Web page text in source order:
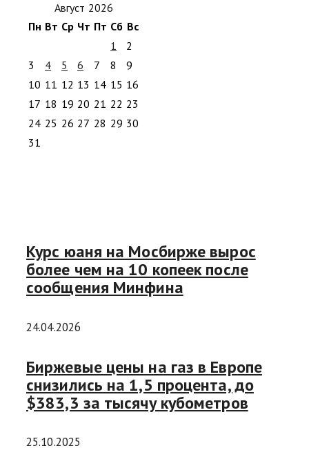
Август 2026
Пн Вт Ср Чт Пт Сб Вс
1
2
3
4 5 6 7 8
9
10 11 12 13 14 15 16
17 18 19 20 21 22 23
24 25 26 27 28 29 30
31
Курс юаня на Мосбирже вырос
более чем на 10 копеек после
сообщения Минфина
24.04.2026
Биржевые цены на газ в Европе
снизились на 1,5 процента, до
$383,3 за тысячу кубометров
25.10.2025